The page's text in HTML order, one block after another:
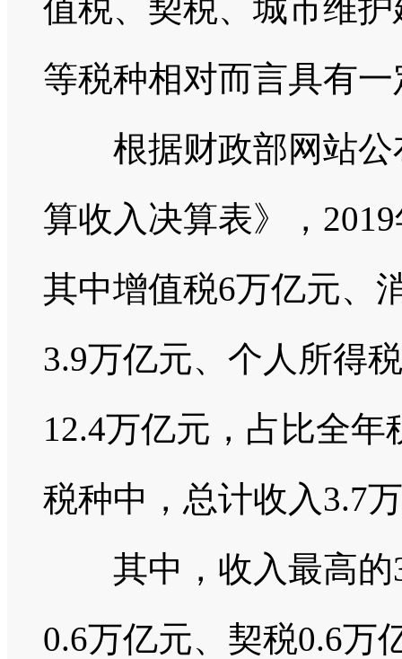
值税、契税、城市维护
等税种相对而言具有
根据财政部网站公
算收入决算表》，
其中增值税6万亿元、
3.9万亿元、个人所得
12.4万亿元，占比全
税种中，总计收入3.7
其中，收入最高的3
0.6万亿元、契税0.6万